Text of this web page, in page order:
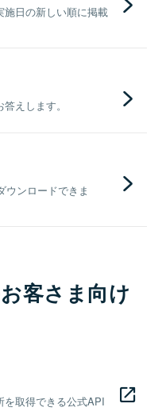
日の新しい順に掲載
えします。
ウンロードできま
客さま向け
を取得できる公式API